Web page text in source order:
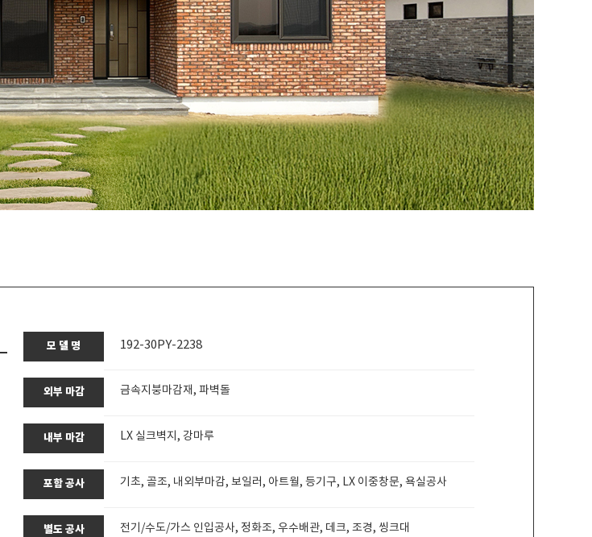
모 델 명 192-30PY-2238
외부 마감 금속지붕마감재, 파벽돌
내부 마감 LX 실크벽지, 강마루
포함 공사 기초, 골조, 내외부마감, 보일러, 아트월, 등기구, LX 이중창문, 욕실공사
별도 공사 전기/수도/가스 인입공사, 정화조, 우수배관, 데크, 조경, 씽크대